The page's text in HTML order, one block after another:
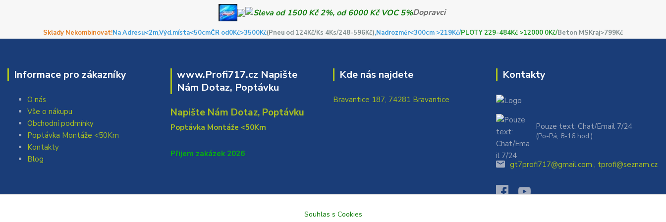
Dopravci
Sklady Nekombinovat!Na Adresu<2m,Výd.místa<50cmČR od0Kč>3500Kč(Pneu od 124Kč/Ks 4Ks/248-596Kč),Nadrozměr<300cm >219Kč/PLOTY 229-484Kč >12000 0Kč/Beton MSKraj>799Kč
Informace pro zákazníky
O nás
Vše o nákupu
Obchodní podmínky
Poptávka Montáže <50Km
Kontakty
Blog
www.Profi717.cz Napište
Nám Dotaz, Poptávku
Napište Nám Dotaz, Poptávku
Poptávka Montáže <50Km
Přijem zakázek 2026
Kde nás najdete
Bravantice 187, 74281 Bravantice
Kontakty
Pouze text: Chat/Email 7/24
(Po-Pá, 8-16 hod.)
gt7profi717@gmail.com , tprofi@seznam.cz
Souhlas s Cookies